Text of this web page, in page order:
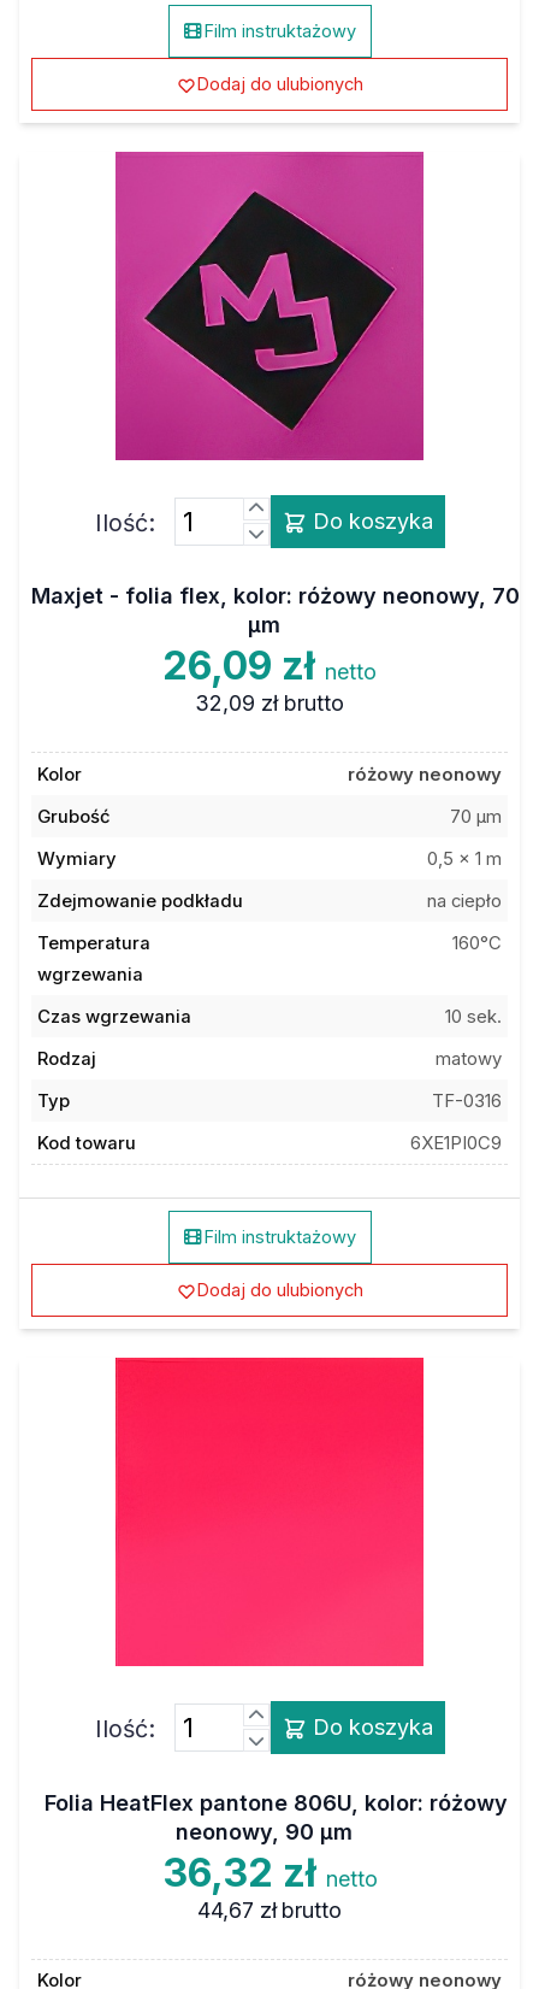
Film instruktażowy
Dodaj do ulubionych
Ilość: Do koszyka
Maxjet - folia flex, kolor: różowy neonowy, 70
µm
26,09 zł netto
32,09 zł brutto
Kolor
różowy neonowy
Grubość
70 µm
Wymiary
0,5 x 1 m
Zdejmowanie podkładu
na ciepło
Temperatura
wgrzewania
160°C
Czas wgrzewania
10 sek.
Rodzaj
matowy
Typ
TF-0316
Kod towaru
6XE1PI0C9
Film instruktażowy
Dodaj do ulubionych
Ilość: Do koszyka
Folia HeatFlex pantone 806U, kolor: różowy
neonowy, 90 µm
36,32 zł netto
44,67 zł brutto
Kolor
różowy neonowy